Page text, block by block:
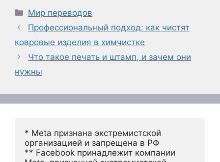
Рубрики
Мир переводов
Профессиональный подход: как чистят
ковровые изделия в химчистке
Что такое печать и штамп, и зачем они
нужны
* Meta признана экстремистской
организацией и запрещена в РФ
** Facebook принадлежит компании